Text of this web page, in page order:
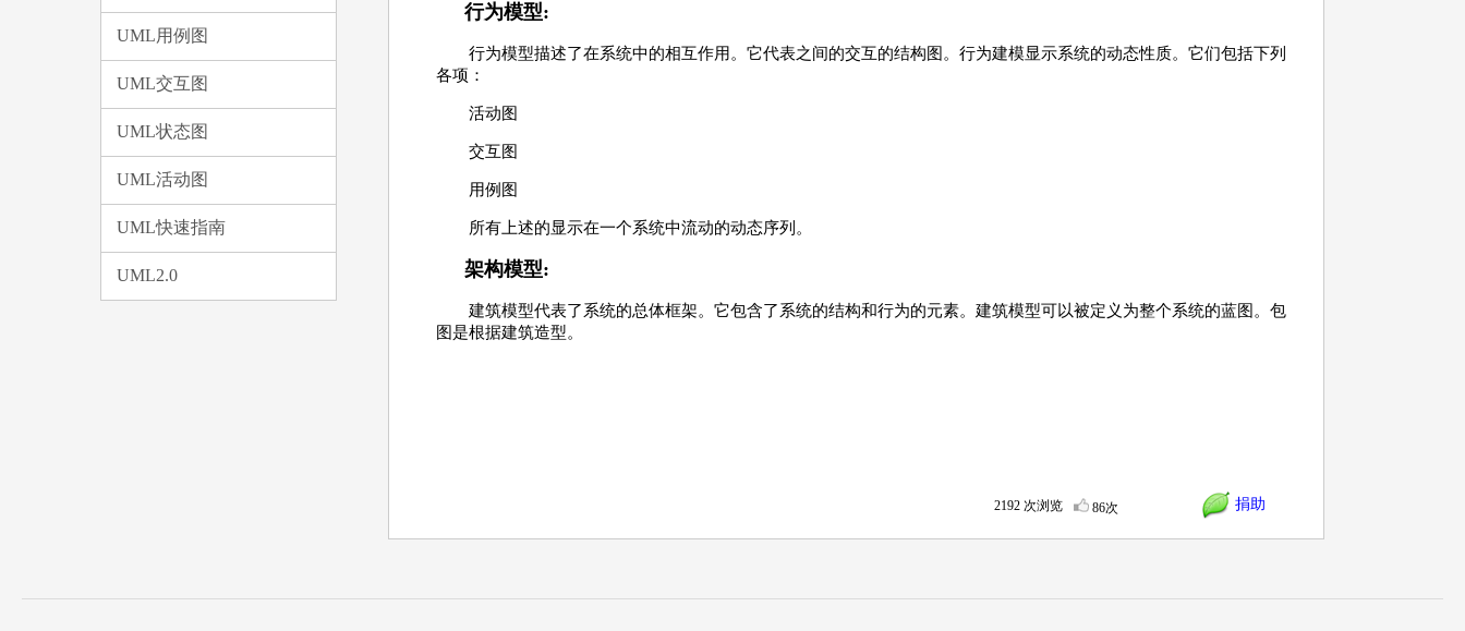
UML用例图
UML交互图
UML状态图
UML活动图
UML快速指南
UML2.0
行为模型:
行为模型描述了在系统中的相互作用。它代表之间的交互的结构图。行为建模显示系统的动态性质。它们包括下列
各项：
活动图
交互图
用例图
所有上述的显示在一个系统中流动的动态序列。
架构模型:
建筑模型代表了系统的总体框架。它包含了系统的结构和行为的元素。建筑模型可以被定义为整个系统的蓝图。包
图是根据建筑造型。
2192 次浏览 86次 捐助